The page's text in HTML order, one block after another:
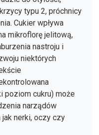
typu 2, próchnicy
Cukier wpływa
mikroflorę jelitową,
nastroju i
niektórych
poziom cukru) może
narządów
nerki, oczy czy